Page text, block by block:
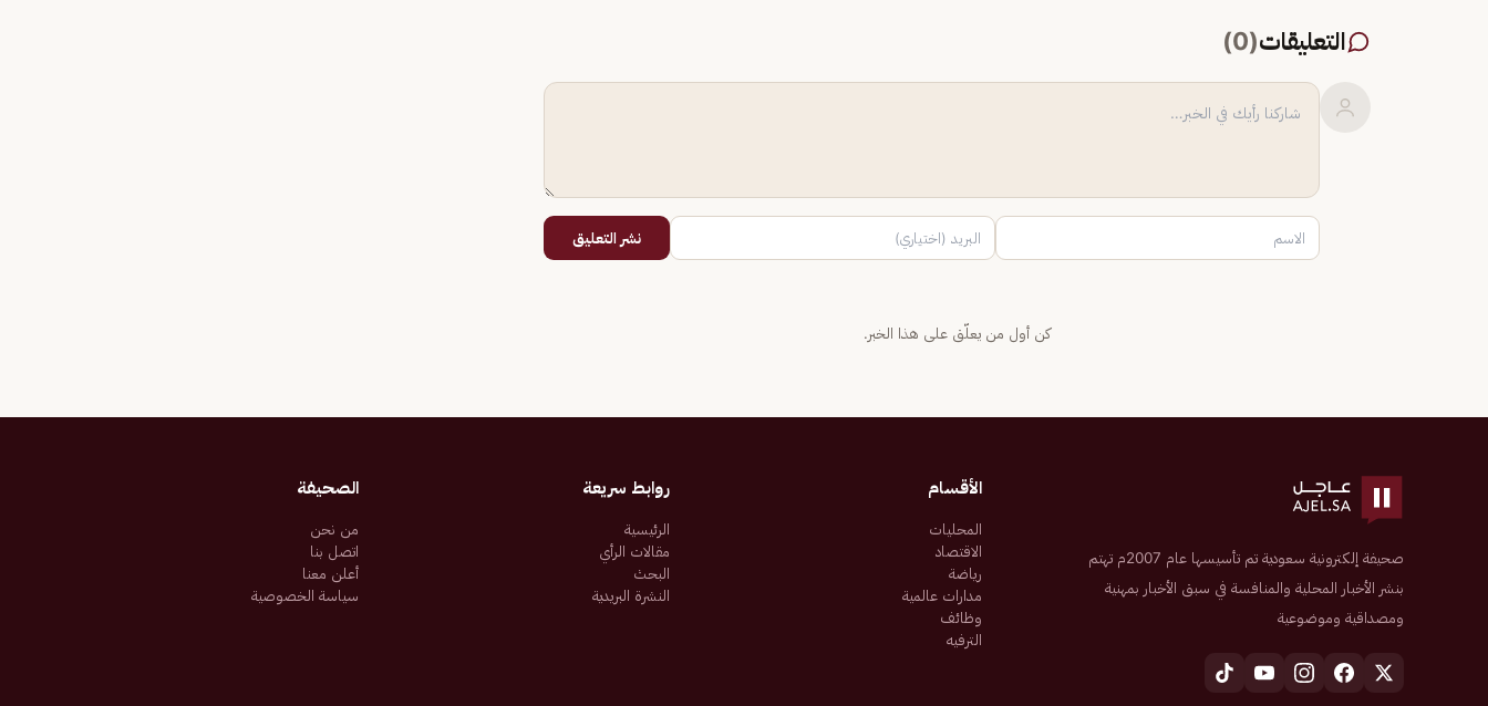
التعليقات(
0
)
نشر التعليق
كن أول من يعلّق على هذا الخبر.
صحيفة إلكترونية سعودية تم تأسيسها عام 2007م تهتم
بنشر الأخبار المحلية والمنافسة في سبق الأخبار بمهنية
ومصداقية وموضوعية
الأقسام
المحليات
الاقتصاد
رياضة
مدارات عالمية
وظائف
الترفيه
روابط سريعة
الرئيسية
مقالات الرأي
البحث
النشرة البريدية
الصحيفة
من نحن
اتصل بنا
أعلن معنا
سياسة الخصوصية